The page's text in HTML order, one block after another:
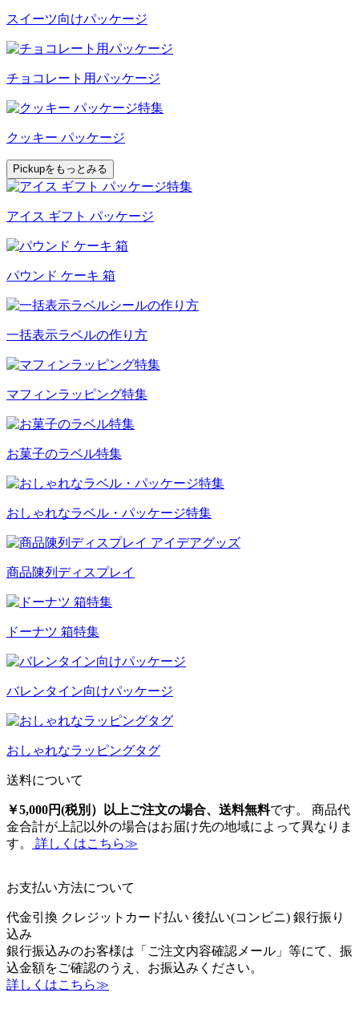
スイーツ向けパッケージ
チョコレート用パッケージ
クッキー パッケージ
Pickupをもっとみる
アイス ギフト パッケージ
パウンド ケーキ 箱
一括表示ラベルの作り方
マフィンラッピング特集
お菓子のラベル特集
おしゃれなラベル・パッケージ特集
商品陳列ディスプレイ
ドーナツ 箱特集
バレンタイン向けパッケージ
おしゃれなラッピングタグ
送料について
￥5,000円(税別）以上ご注文の場合、送料無料です。 商品代
金合計が上記以外の場合はお届け先の地域によって異なりま
す。
詳しくはこちら≫
お支払い方法について
代金引換 クレジットカード払い 後払い(コンビニ) 銀行振り
込み
銀行振込みのお客様は「ご注文内容確認メール」等にて、振
込金額をご確認のうえ、お振込みください。
詳しくはこちら≫